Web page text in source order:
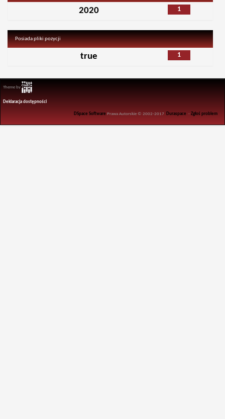
1
2020
Posiada pliki pozycji
1
true
Theme by
Deklaracja dostępności
DSpace Software Prawa Autorskie © 2002-2017 Duraspace -Zgłoś problem